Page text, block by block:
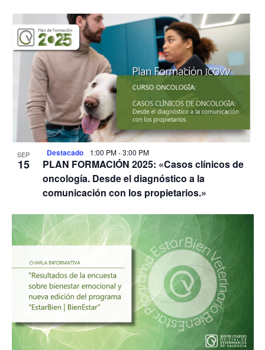
SEP
15
Destacado 1:00 PM-3:00 PM
PLAN FORMACIÓN 2025: «Casos clínicos de
oncología. Desde el diagnóstico a la
comunicación con los propietarios.»